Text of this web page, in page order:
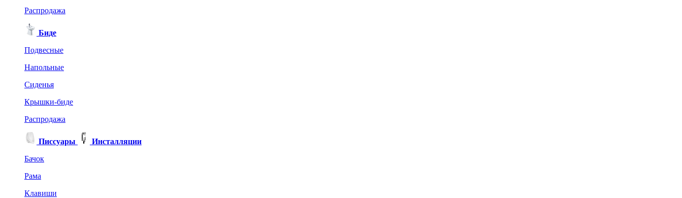
Распродажа
Биде
Подвесные
Напольные
Сиденья
Крышки-биде
Распродажа
Писсуары
Инсталляции
Бачок
Рама
Клавиши